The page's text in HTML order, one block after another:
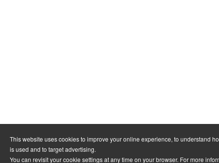
This website uses cookies to improve your online experience, to understand
is used and to target advertising.
You can revisit your cookie settings at any time on your browser. For more